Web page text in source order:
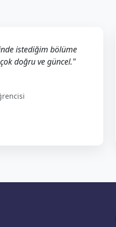
istediğim bölüme
doğru ve güncel."